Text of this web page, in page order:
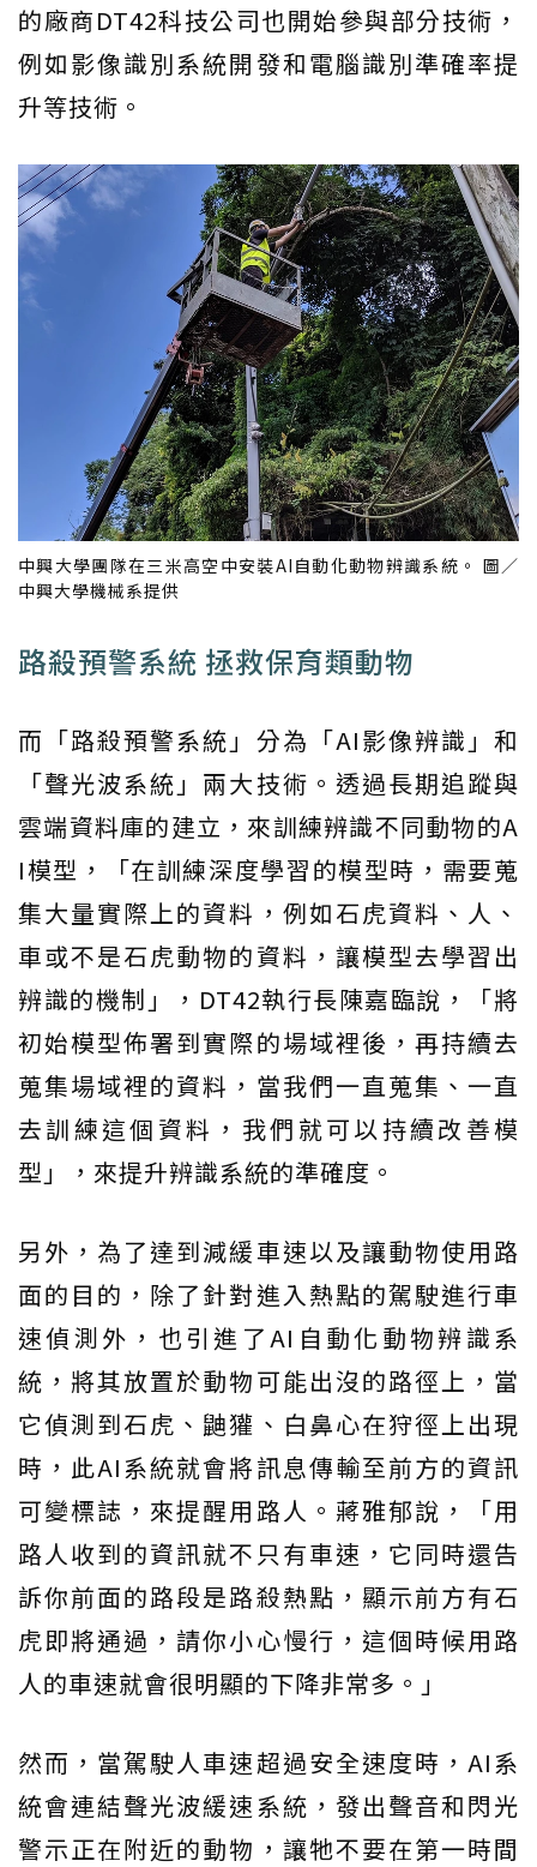
的廠商DT42科技公司也開始參與部分技術，
例如影像識別系統開發和電腦識別準確率提
升等技術。
中興大學團隊在三米高空中安裝AI自動化動物辨識系統。 圖／
中興大學機械系提供
路殺預警系統 拯救保育類動物
而「路殺預警系統」分為「AI影像辨識」和
「聲光波系統」兩大技術。透過長期追蹤與
雲端資料庫的建立，來訓練辨識不同動物的A
I模型，「在訓練深度學習的模型時，需要蒐
集大量實際上的資料，例如石虎資料、人、
車或不是石虎動物的資料，讓模型去學習出
辨識的機制」，DT42執行長陳嘉臨說，「將
初始模型佈署到實際的場域裡後，再持續去
蒐集場域裡的資料，當我們一直蒐集、一直
去訓練這個資料，我們就可以持續改善模
型」，來提升辨識系統的準確度。
另外，為了達到減緩車速以及讓動物使用路
面的目的，除了針對進入熱點的駕駛進行車
速偵測外，也引進了AI自動化動物辨識系
統，將其放置於動物可能出沒的路徑上，當
它偵測到石虎、鼬獾、白鼻心在狩徑上出現
時，此AI系統就會將訊息傳輸至前方的資訊
可變標誌，來提醒用路人。蔣雅郁說，「用
路人收到的資訊就不只有車速，它同時還告
訴你前面的路段是路殺熱點，顯示前方有石
虎即將通過，請你小心慢行，這個時候用路
人的車速就會很明顯的下降非常多。」
然而，當駕駛人車速超過安全速度時，AI系
統會連結聲光波緩速系統，發出聲音和閃光
警示正在附近的動物，讓牠不要在第一時間